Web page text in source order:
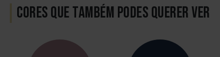
CORES QUE TAMBÉM PODES QUERER VER